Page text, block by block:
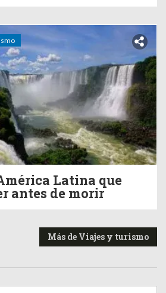
Latina que
antes de morir
Más de Viajes y turismo